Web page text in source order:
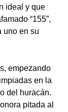
ideal y que
“155”,
uno en su
empezando
en la
del huracán.
pitada al